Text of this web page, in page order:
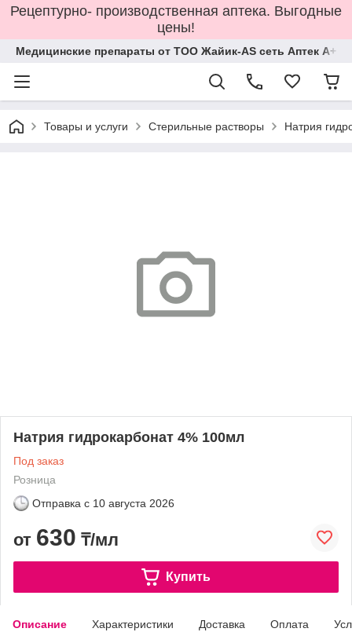
Рецептурно- производственная аптека. Выгодные
цены!
Медицинские препараты от ТОО Жайик-AS сеть Аптек А+
Товары и услуги Стерильные растворы Натрия
Натрия гидрокарбонат 4% 100мл
Под заказ
Розница
Отправка с 10 августа 2026
от 630 ₸/мл
Купить
Описание Характеристики Доставка Оплата